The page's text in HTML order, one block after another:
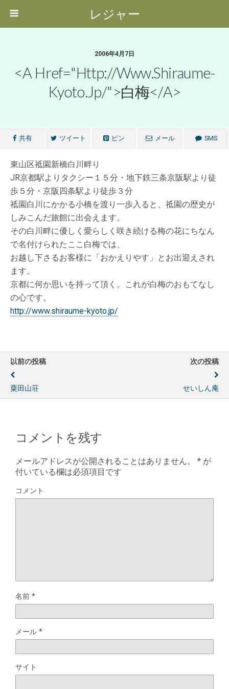
レジャー
2006年4月7日
<a Href="http://www.shiraume-
Kyoto.jp/">白梅</a>
共有 ツイート ピン メール SMS
東山区祗園新橋白川畔り
JR京都駅よりタクシー１５分・地下鉄三条京阪駅より徒
歩５分・京阪四条駅より徒歩３分
祗園白川にかかる小橋を渡り一歩入ると、祗園の歴史が
しみこんだ旅館に出会えます。
その白川畔に優しく愛らしく咲き続ける梅の花にちなん
で名付けられたここ白梅では、
お越し下さるお客様に「おかえりやす」とお出迎えされ
ます。
京都に何か思いを持って頂く。これが白梅のおもてなし
の心です。
http://www.shiraume-kyoto.jp/
以前の投稿
粟田山荘
次の投稿
せいしん庵
コメントを残す
メールアドレスが公開されることはありません。 * が
付いている欄は必須項目です
コメント
名前 *
メール *
サイト